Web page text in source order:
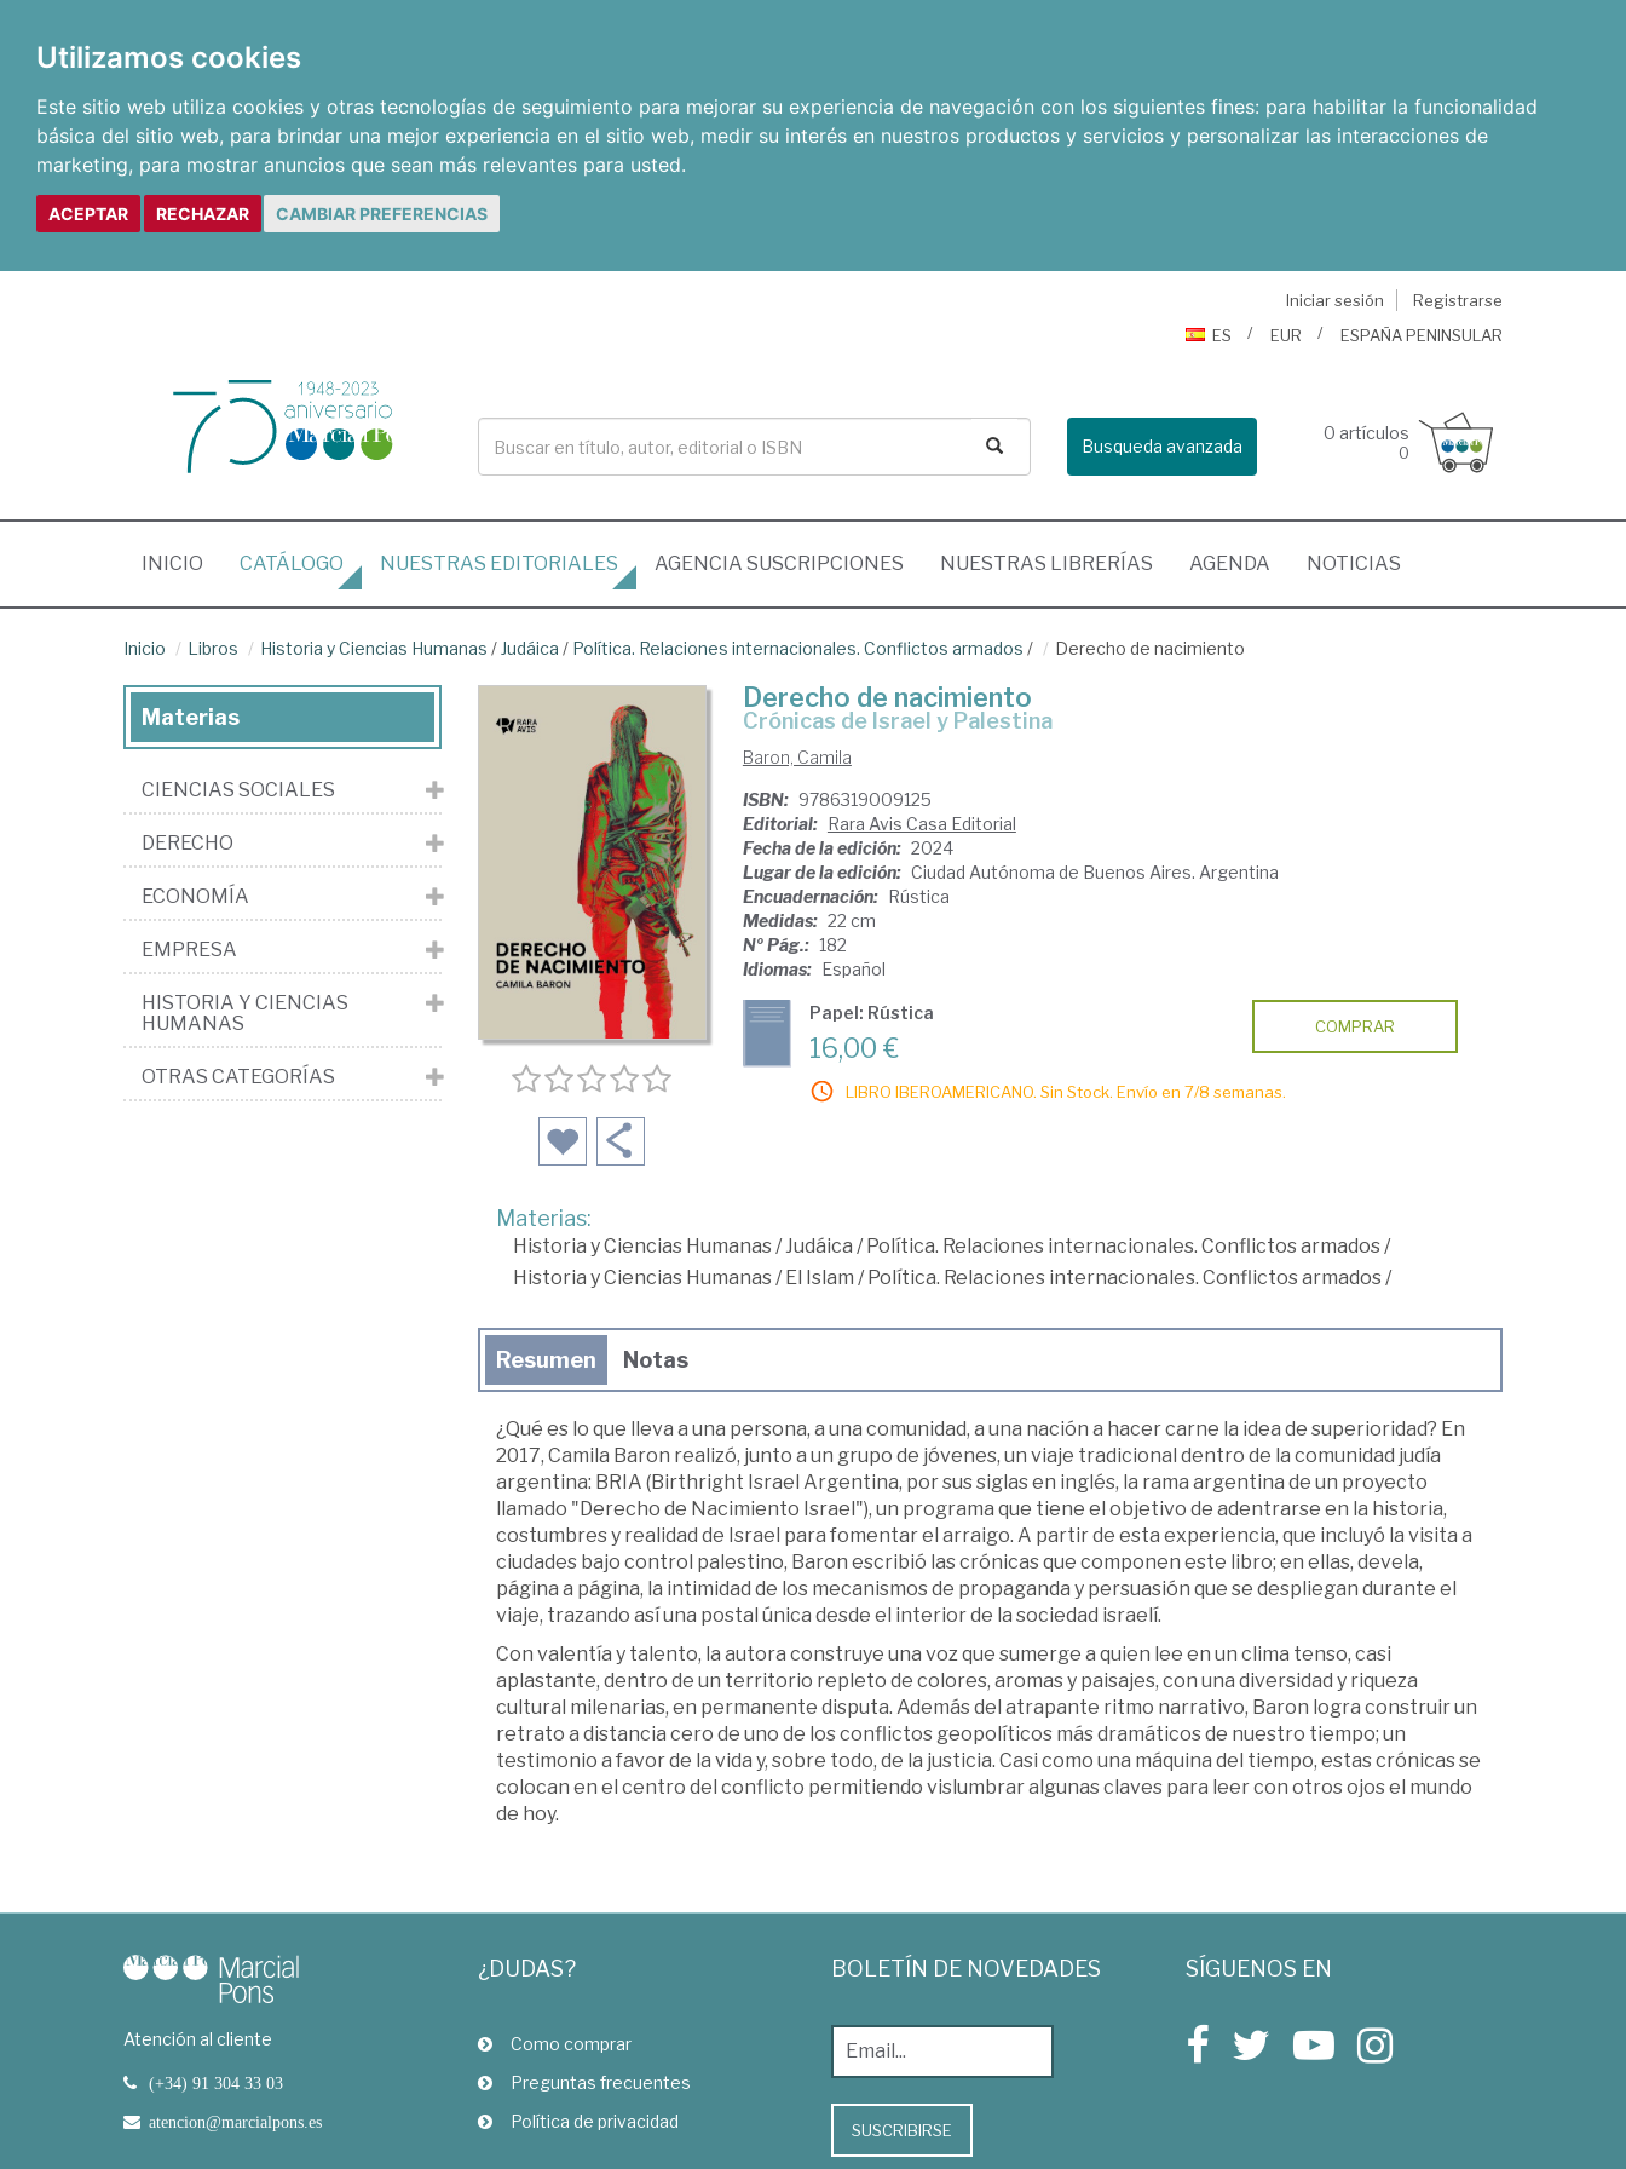
Utilizamos cookies
Este sitio web utiliza cookies y otras tecnologías de seguimiento para mejorar su experiencia de navegación con los siguientes fines: para habilitar la funcionalidad
básica del sitio web, para brindar una mejor experiencia en el sitio web, medir su interés en nuestros productos y servicios y personalizar las interacciones de
marketing, para mostrar anuncios que sean más relevantes para usted.
ACEPTAR RECHAZAR CAMBIAR PREFERENCIAS
Iniciar sesión
Registrarse
ES
EUR ESPAÑA PENINSULAR
Busqueda avanzada
0 artículos
0
INICIO (CURRENT)
CATÁLOGO NUESTRAS EDITORIALES AGENCIA SUSCRIPCIONES NUESTRAS LIBRERÍAS AGENDA NOTICIAS
Inicio Libros Historia y Ciencias Humanas / Judáica / Política. Relaciones internacionales. Conflictos armados / Derecho de nacimiento
Derecho de nacimiento
Crónicas de Israel y Palestina
Baron, Camila
ISBN: 9786319009125
Editorial: Rara Avis Casa Editorial
Fecha de la edición: 2024
Lugar de la edición: Ciudad Autónoma de Buenos Aires. Argentina
Encuadernación: Rústica
Medidas: 22 cm
Nº Pág.: 182
Idiomas: Español
Papel: Rústica
16,00 €
LIBRO IBEROAMERICANO. Sin Stock. Envío en 7/8 semanas.
COMPRAR
Materias:
Historia y Ciencias Humanas/Judáica / Política. Relaciones internacionales. Conflictos armados/
Historia y Ciencias Humanas/ El Islam / Política. Relaciones internacionales. Conflictos armados/
Resumen Notas
¿Qué es lo que lleva a una persona, a una comunidad, a una nación a hacer carne la idea de superioridad? En
2017, Camila Baron realizó, junto a un grupo de jóvenes, un viaje tradicional dentro de la comunidad judía
argentina: BRIA (Birthright Israel Argentina, por sus siglas en inglés, la rama argentina de un proyecto
llamado "Derecho de Nacimiento Israel"), un programa que tiene el objetivo de adentrarse en la historia,
costumbres y realidad de Israel para fomentar el arraigo. A partir de esta experiencia, que incluyó la visita a
ciudades bajo control palestino, Baron escribió las crónicas que componen este libro; en ellas, devela,
página a página, la intimidad de los mecanismos de propaganda y persuasión que se despliegan durante el
viaje, trazando así una postal única desde el interior de la sociedad israelí.
Con valentía y talento, la autora construye una voz que sumerge a quien lee en un clima tenso, casi
aplastante, dentro de un territorio repleto de colores, aromas y paisajes, con una diversidad y riqueza
cultural milenarias, en permanente disputa. Además del atrapante ritmo narrativo, Baron logra construir un
retrato a distancia cero de uno de los conflictos geopolíticos más dramáticos de nuestro tiempo; un
testimonio a favor de la vida y, sobre todo, de la justicia. Casi como una máquina del tiempo, estas crónicas se
colocan en el centro del conflicto permitiendo vislumbrar algunas claves para leer con otros ojos el mundo
de hoy.
Materias
CIENCIAS SOCIALES
DERECHO
ECONOMÍA
EMPRESA
HISTORIA Y CIENCIAS
HUMANAS
OTRAS CATEGORÍAS
Atención al cliente
(+34) 91 304 33 03
atencion@marcialpons.es
¿DUDAS?
Como comprar
Preguntas frecuentes
Política de privacidad
BOLETÍN DE NOVEDADES
SUSCRIBIRSE
SÍGUENOS EN